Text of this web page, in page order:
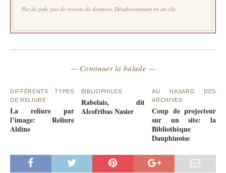
Pas de pub, pas de revente de données. Désabonnement en un clic.
— Continuer la balade —
DIFFÉRENTS TYPES
DE RELIURE
La reliure par
l’image: Reliure
Aldine
BIBLIOPHILES
Rabelais, dit
Alcofribas Nasier
AU HASARD DES
ARCHIVES
Coup de projecteur
sur un site: la
Bibliothèque
Dauphinoise